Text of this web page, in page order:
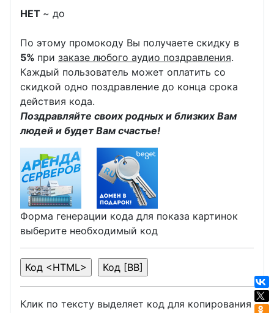
НЕТ ~ до
По этому промокоду Вы получаете скидку в
5% при заказе любого аудио поздравления.
Каждый пользователь может оплатить со
скидкой одно поздравление до конца срока
действия кода.
Поздравляйте своих родных и близких Вам
людей и будет Вам счастье!
Форма генерации кода для показа картинок
выберите необходимый код
Клик по тексту выделяет код для копирования